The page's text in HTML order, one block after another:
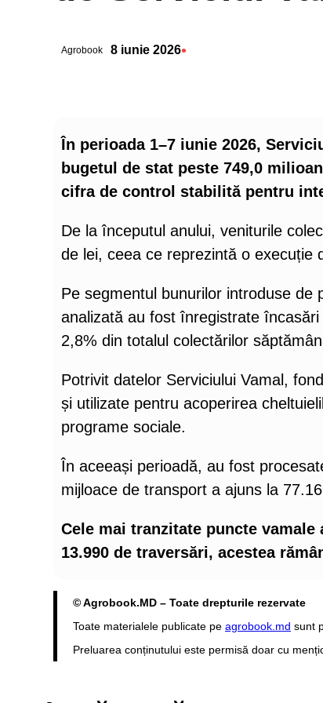
Agrobook 8 iunie 2026•
În perioada 1–7 iunie 2026,
bugetul de stat peste 749,0
cifra de control stabilită pentru
De la începutul anului, veniturile
de lei, ceea ce reprezintă o execuție
Pe segmentul bunurilor introduse de
analizată au fost înregistrate
2,8% din totalul colectărilor
Potrivit datelor Serviciului Vamal,
și utilizate pentru acoperirea
programe sociale.
În aceeași perioadă, au fost
mijloace de transport a ajuns la
Cele mai tranzitate puncte
13.990 de traversări, acestea
© Agrobook.MD – Toate drepturile rezervate
Toate materialele publicate pe agrobook.md sunt
Preluarea conținutului este permisă doar cu